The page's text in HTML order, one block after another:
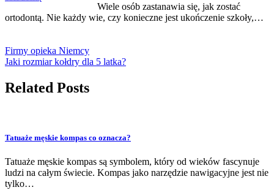
Wiele osób zastanawia się, jak zostać
ortodontą. Nie każdy wie, czy konieczne jest ukończenie szkoły,…
Firmy opieka Niemcy
Jaki rozmiar kołdry dla 5 latka?
Related Posts
Tatuaże męskie kompas co oznacza?
Tatuaże męskie kompas są symbolem, który od wieków fascynuje
ludzi na całym świecie. Kompas jako narzędzie nawigacyjne jest nie
tylko…